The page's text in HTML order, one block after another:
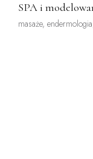
SPA i
masaże,